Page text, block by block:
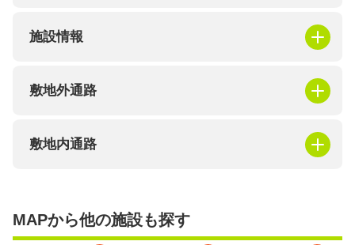
施設情報
敷地外通路
敷地内通路
MAPから他の施設も探す